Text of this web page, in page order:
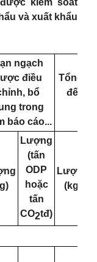
kiểm soát
và xuất khẩu
ngạch
điều
bổ
trong
báo cáo...
Tổng
đến
Lượng
(tấn
ODP
hoặc
tấn
CO2tđ)
Lượng
(kg)